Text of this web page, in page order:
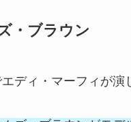
・ブラウン
ディ・マーフィが演